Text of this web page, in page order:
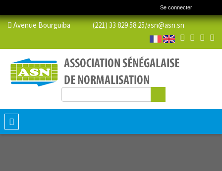
Se connecter
Avenue Bourguiba (221) 33 829 58 25/asn@asn.sn
Formulaire de recherche
Toggle
navigation